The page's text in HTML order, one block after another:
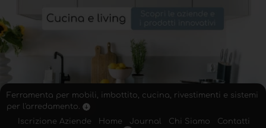
Ferramenta per mobili, imbottito, cucina, rivestimenti e sistemi
per l'arredamento.
Iscrizione Aziende
Home Journal Chi Siamo
Contatti